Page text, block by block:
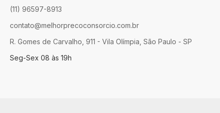
(11) 96597-8913
contato@melhorprecoconsorcio.com.br
R. Gomes de Carvalho, 911 - Vila Olímpia, São Paulo - SP
Seg-Sex 08 às 19h